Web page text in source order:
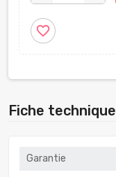
favorite_border
Fiche technique
Garantie